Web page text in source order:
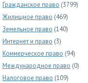
Гражданское право (3799)
Жилищное право (469)
Земельное право (140)
Интернет и право (3)
Коммерческое право (94)
Международное право (0)
Налоговое право (109)